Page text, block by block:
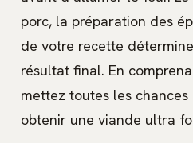
porc, la préparation des
de votre recette
résultat final. En
mettez toutes les
obtenir une viande ultra